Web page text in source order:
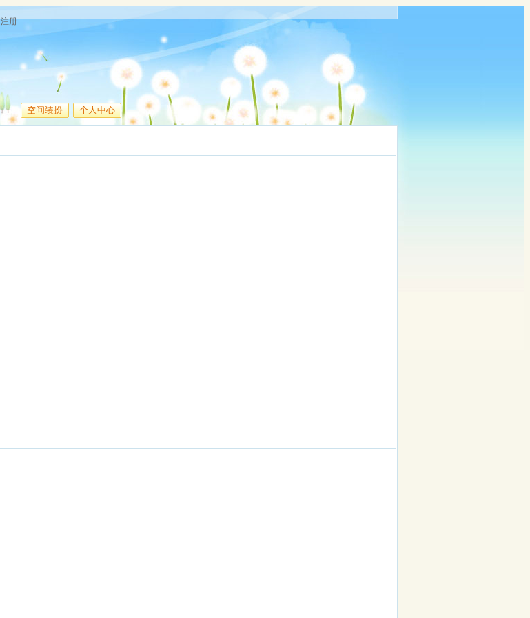
注册
空间装扮 个人中心